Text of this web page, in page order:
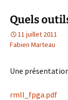
Quels
11 juillet 2011
Fabien Marteau
Une
rmll_fpga.pdf